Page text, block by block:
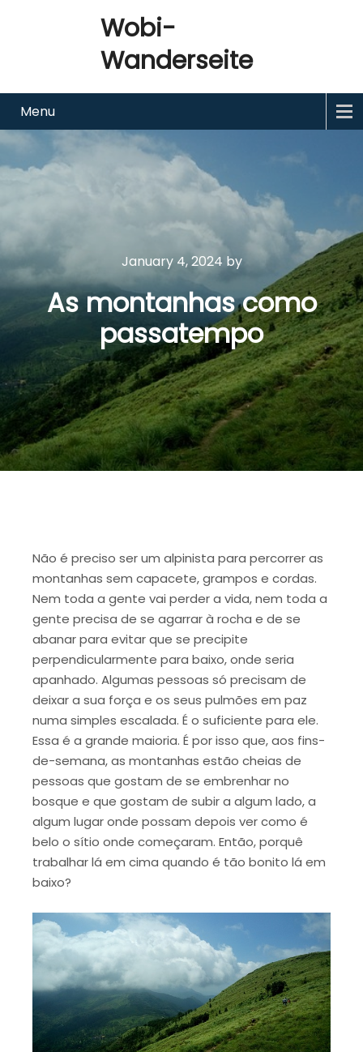
Wobi-
Wanderseite
Menu
January 4, 2024 by
As montanhas como
passatempo
Não é preciso ser um alpinista para percorrer as
montanhas sem capacete, grampos e cordas.
Nem toda a gente vai perder a vida, nem toda a
gente precisa de se agarrar à rocha e de se
abanar para evitar que se precipite
perpendicularmente para baixo, onde seria
apanhado. Algumas pessoas só precisam de
deixar a sua força e os seus pulmões em paz
numa simples escalada. É o suficiente para ele.
Essa é a grande maioria. É por isso que, aos fins-
de-semana, as montanhas estão cheias de
pessoas que gostam de se embrenhar no
bosque e que gostam de subir a algum lado, a
algum lugar onde possam depois ver como é
belo o sítio onde começaram. Então, porquê
trabalhar lá em cima quando é tão bonito lá em
baixo?